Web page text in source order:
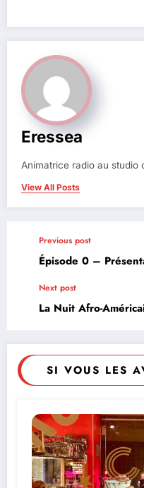
Eressea
Animatrice radio au studio
View All Posts
Previous post
Épisode 0 –
Next post
La Nuit Afro-
SI VOUS LES